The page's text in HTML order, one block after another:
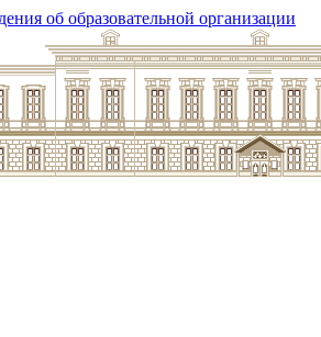
об образовательной организации